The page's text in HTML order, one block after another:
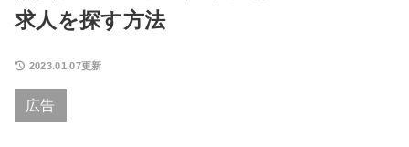
求人を探す方法
2023.01.07更新
広告